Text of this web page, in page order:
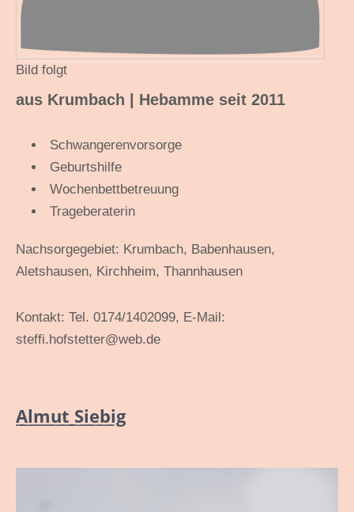
Bild folgt
aus Krumbach | Hebamme seit 2011
Schwangerenvorsorge
Geburtshilfe
Wochenbettbetreuung
Trageberaterin
Nachsorgegebiet: Krumbach, Babenhausen,
Aletshausen, Kirchheim, Thannhausen
Kontakt: Tel. 0174/1402099, E-Mail:
steffi.hofstetter@web.de
Almut Siebig